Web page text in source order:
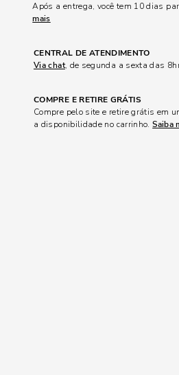
Após a entrega, você tem 10 dias
mais
CENTRAL DE ATENDIMENTO
Via chat, de segunda a sexta das
COMPRE E RETIRE GRÁTIS
Compre pelo site e retire grátis em
a disponibilidade no carrinho.Saiba